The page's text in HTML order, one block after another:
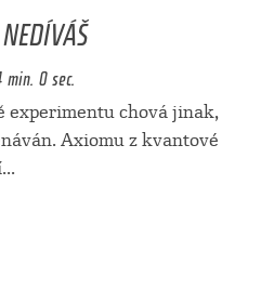
0 sec.
experimentu chová jinak,
Axiomu z kvantové
...